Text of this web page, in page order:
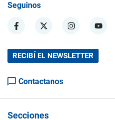
Seguinos
RECIBÍ EL NEWSLETTER
Contactanos
Secciones